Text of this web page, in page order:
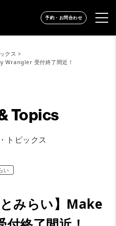
予約・お問合わせ
クス
Wrangler 受付終了間近！
Topics
トピックス
い
みらい】Make